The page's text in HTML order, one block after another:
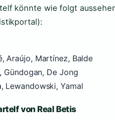
könnte wie folgt
Araújo, Martínez, Balde
Gündogan, De Jong
Lewandowski, Yamal
von Real Betis